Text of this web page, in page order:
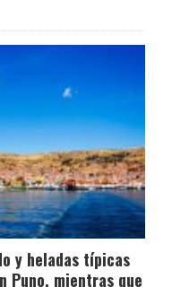
y heladas típicas
Puno, mientras que